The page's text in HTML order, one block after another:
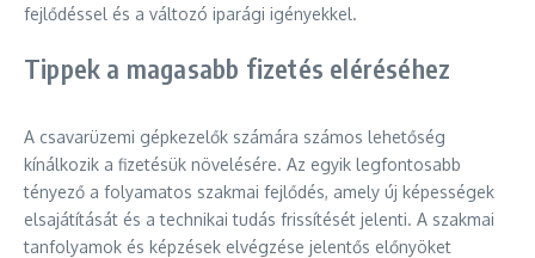
fejlődéssel és a változó iparági igényekkel.
Tippek a magasabb fizetés eléréséhez
A csavarüzemi gépkezelők számára számos lehetőség
kínálkozik a fizetésük növelésére. Az egyik legfontosabb
tényező a folyamatos szakmai fejlődés, amely új képességek
elsajátítását és a technikai tudás frissítését jelenti. A szakmai
tanfolyamok és képzések elvégzése jelentős előnyöket